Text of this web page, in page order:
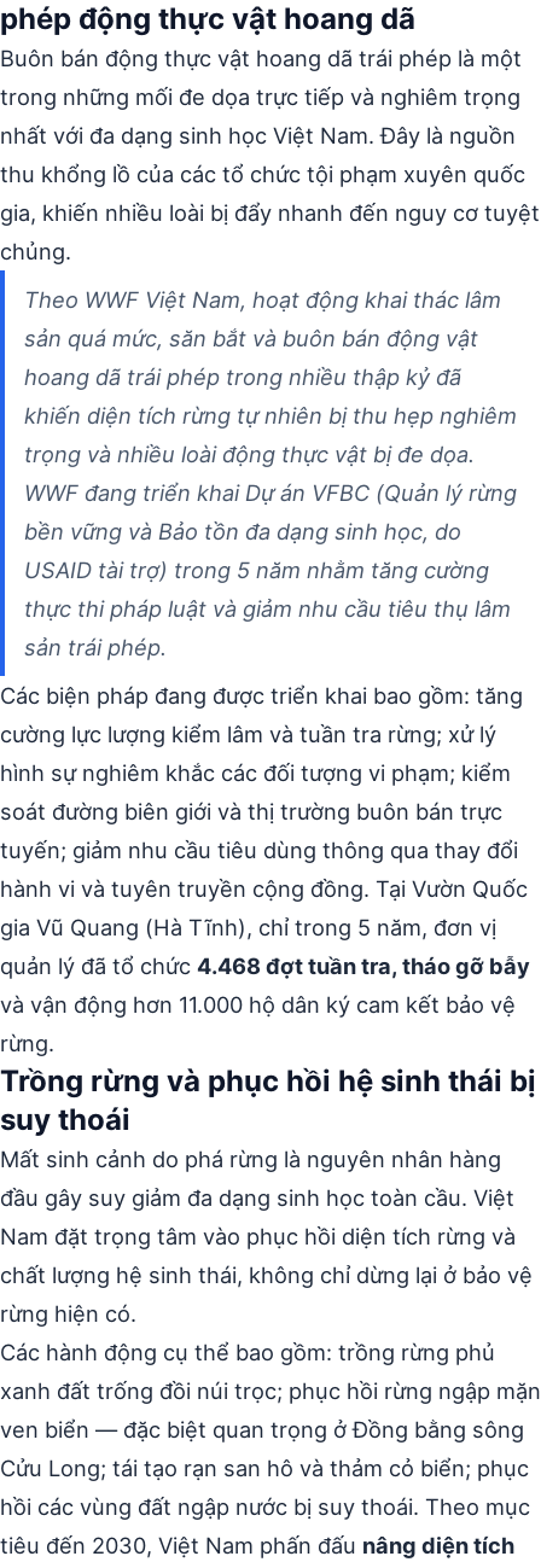
phép động thực vật hoang dã
Buôn bán động thực vật hoang dã trái phép là một
trong những mối đe dọa trực tiếp và nghiêm trọng
nhất với đa dạng sinh học Việt Nam. Đây là nguồn
thu khổng lồ của các tổ chức tội phạm xuyên quốc
gia, khiến nhiều loài bị đẩy nhanh đến nguy cơ tuyệt
chủng.
Theo WWF Việt Nam, hoạt động khai thác lâm
sản quá mức, săn bắt và buôn bán động vật
hoang dã trái phép trong nhiều thập kỷ đã
khiến diện tích rừng tự nhiên bị thu hẹp nghiêm
trọng và nhiều loài động thực vật bị đe dọa.
WWF đang triển khai Dự án VFBC (Quản lý rừng
bền vững và Bảo tồn đa dạng sinh học, do
USAID tài trợ) trong 5 năm nhằm tăng cường
thực thi pháp luật và giảm nhu cầu tiêu thụ lâm
sản trái phép.
Các biện pháp đang được triển khai bao gồm: tăng
cường lực lượng kiểm lâm và tuần tra rừng; xử lý
hình sự nghiêm khắc các đối tượng vi phạm; kiểm
soát đường biên giới và thị trường buôn bán trực
tuyến; giảm nhu cầu tiêu dùng thông qua thay đổi
hành vi và tuyên truyền cộng đồng. Tại Vườn Quốc
gia Vũ Quang (Hà Tĩnh), chỉ trong 5 năm, đơn vị
quản lý đã tổ chức 4.468 đợt tuần tra, tháo gỡ bẫy
và vận động hơn 11.000 hộ dân ký cam kết bảo vệ
rừng.
Trồng rừng và phục hồi hệ sinh thái bị
suy thoái
Mất sinh cảnh do phá rừng là nguyên nhân hàng
đầu gây suy giảm đa dạng sinh học toàn cầu. Việt
Nam đặt trọng tâm vào phục hồi diện tích rừng và
chất lượng hệ sinh thái, không chỉ dừng lại ở bảo vệ
rừng hiện có.
Các hành động cụ thể bao gồm: trồng rừng phủ
xanh đất trống đồi núi trọc; phục hồi rừng ngập mặn
ven biển — đặc biệt quan trọng ở Đồng bằng sông
Cửu Long; tái tạo rạn san hô và thảm cỏ biển; phục
hồi các vùng đất ngập nước bị suy thoái. Theo mục
tiêu đến 2030, Việt Nam phấn đấu nâng diện tích